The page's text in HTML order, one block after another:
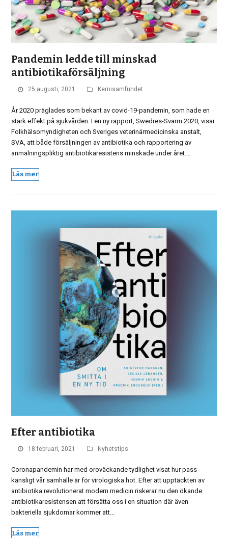
Pandemin ledde till minskad
antibiotikaförsäljning
25 augusti, 2021 Kemisamfundet
År 2020 präglades som bekant av covid-19-pandemin, som hade en
stark effekt på sjukvården. I en ny rapport, Swedres-Svarm 2020, visar
Folkhälsomyndigheten och Sveriges veterinärmedicinska anstalt,
SVA, att både försäljningen av antibiotika och rapportering av
anmälningspliktig antibiotikaresistens minskade under året.…
Läs mer
Efter antibiotika
18 februari, 2021 Nyhetstips
Coronapandemin har med oroväckande tydlighet visat hur pass
känsligt vår samhälle är för virologiska hot. Efter att upptäckten av
antibiotika revolutionerat modern medicin riskerar nu den ökande
antibiotikaresistensen att försätta oss i en situation där även
bakteriella sjukdomar kommer att…
Läs mer